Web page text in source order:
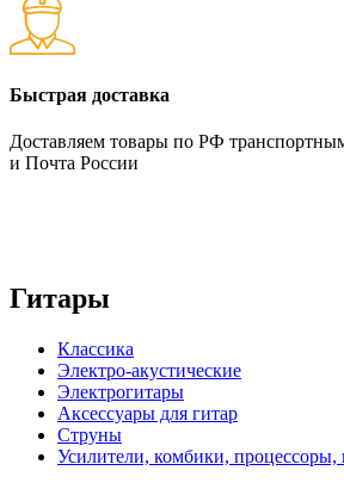
Быстрая доставка
Доставляем товары по РФ
и Почта России
Гитары
Классика
Электро-акустические
Электрогитары
Аксессуары для гитар
Струны
Усилители, комбики, процессоры,